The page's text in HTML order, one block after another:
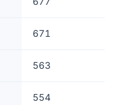
671
563
554